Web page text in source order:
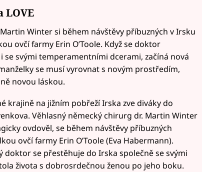
LOVE
Winter si během návštěvy příbuzných v Irsku
ovčí farmy Erin O’Toole. Když se doktor
svými temperamentními dcerami, začíná nová
se musí vyrovnat s novým prostředím,
novou láskou.
krajině na jižním pobřeží Irska zve diváky do
Věhlasný německý chirurg dr. Martin Winter
ovdověl, se během návštěvy příbuzných
ovčí farmy Erin O’Toole (Eva Habermann).
doktor se přestěhuje do Irska společně se svými
života s dobrosrdečnou ženou po jeho boku.